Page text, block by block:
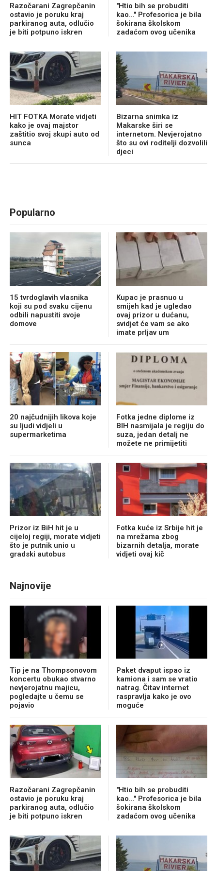
Razočarani Zagrepčanin
ostavio je poruku kraj
parkiranog auta, odlučio
je biti potpuno iskren
"Htio bih se probuditi
kao..." Profesorica je bila
šokirana školskom
zadaćom ovog učenika
HIT FOTKA Morate vidjeti
kako je ovaj majstor
zaštitio svoj skupi auto od
sunca
Bizarna snimka iz
Makarske širi se
internetom. Nevjerojatno
što su ovi roditelji dozvolili
djeci
Popularno
15 tvrdoglavih vlasnika
koji su pod svaku cijenu
odbili napustiti svoje
domove
Kupac je prasnuo u
smijeh kad je ugledao
ovaj prizor u dućanu,
svidjet će vam se ako
imate prljav um
20 najčudnijih likova koje
su ljudi vidjeli u
supermarketima
Fotka jedne diplome iz
BIH nasmijala je regiju do
suza, jedan detalj ne
možete ne primijetiti
Prizor iz BiH hit je u
cijeloj regiji, morate vidjeti
što je putnik unio u
gradski autobus
Fotka kuće iz Srbije hit je
na mrežama zbog
bizarnih detalja, morate
vidjeti ovaj kič
Najnovije
Tip je na Thompsonovom
koncertu obukao stvarno
nevjerojatnu majicu,
pogledajte u čemu se
pojavio
Paket dvaput ispao iz
kamiona i sam se vratio
natrag. Čitav internet
raspravlja kako je ovo
moguće
Razočarani Zagrepčanin
ostavio je poruku kraj
parkiranog auta, odlučio
je biti potpuno iskren
"Htio bih se probuditi
kao..." Profesorica je bila
šokirana školskom
zadaćom ovog učenika